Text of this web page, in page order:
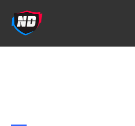
contenido